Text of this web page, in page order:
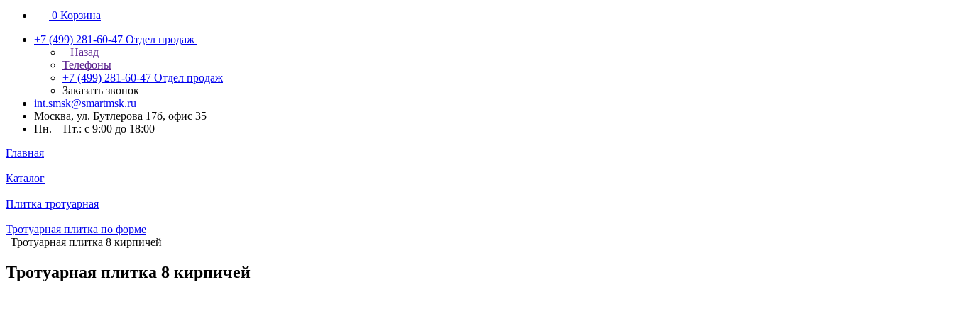
0 Корзина
+7 (499) 281-60-47 Отдел продаж
Назад
Телефоны
+7 (499) 281-60-47 Отдел продаж
Заказать звонок
int.smsk@smartmsk.ru
Москва, ул. Бутлерова 17б, офис 35
Пн. – Пт.: с 9:00 до 18:00
Главная
Каталог
Плитка тротуарная
Тротуарная плитка по форме
Тротуарная плитка 8 кирпичей
Тротуарная плитка 8 кирпичей